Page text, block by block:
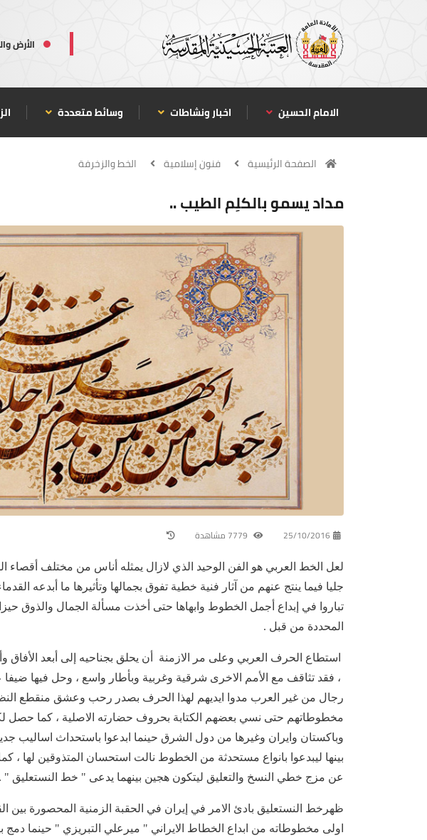
الأرض
الامام الحسين اخبار ونشاطات وسائط متعددة
الصفحة الرئيسية فنون إسلامية الخط والزخرفة
مداد يسمو بالكلِم الطيب ..
25/10/2016
لعل الخط العربي هو الفن الوحيد الذي لازال يمثله أناس من مختلف
جليا فيما ينتج عنهم من آثار فنية خطية تفوق بجمالها وتأثيرها ما أبدعه
تباروا في إبداع أجمل الخطوط وابهاها حتى أخذت مسألة الجمال والذوق حيزا
المحددة من قبل .
استطاع الحرف العربي وعلى مر الازمنة أن يحلق بجناحيه إلى أبعد
، فقد تثاقف مع الأمم الاخرى شرقية وغربية وبأطار واسع ، وحل فيها ضيفا
رجال من غير العرب مدوا ايديهم لهذا الحرف بصدر رحب وعشق منقطع
مخطوطاتهم حتى نسي بعضهم الكتابة بحروف حضارته الاصلية ، كما حصل
وباكستان وايران وغيرها من دول الشرق حينما ابدعوا باستحداث اساليب
بينها ليبدعوا بانواع مستحدثة من الخطوط نالت استحسان المتذوقين لها ، كما
عن مزج خطي النسخ والتعليق ليتكون هجين بينهما يدعى " خط النستعليق " .
ظهرخط النستعليق بادئ الامر في إيران في الحقبة الزمنية المحصورة بين
اولى مخطوطاته من ابداع الخطاط الايراني " ميرعلي التبريزي " حينما